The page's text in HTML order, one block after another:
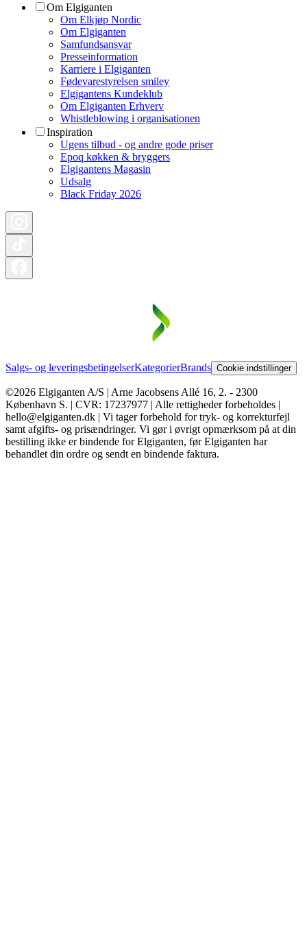
Om Elgiganten
Om Elkjøp Nordic
Om Elgiganten
Samfundsansvar
Presseinformation
Karriere i Elgiganten
Fødevarestyrelsen smiley
Elgigantens Kundeklub
Om Elgiganten Erhverv
Whistleblowing i organisationen
Inspiration
Ugens tilbud - og andre gode priser
Epoq køkken & bryggers
Elgigantens Magasin
Udsalg
Black Friday 2026
Salgs- og leveringsbetingelserKategorierBrands Cookie indstillinger
©2026 Elgiganten A/S | Arne Jacobsens Allé 16, 2. - 2300
København S. | CVR: 17237977 | Alle rettigheder forbeholdes |
hello@elgiganten.dk | Vi tager forbehold for tryk- og korrekturfejl
samt afgifts- og prisændringer. Vi gør i øvrigt opmærksom på at din
bestilling ikke er bindende for Elgiganten, før Elgiganten har
behandlet din ordre og sendt en bindende faktura.